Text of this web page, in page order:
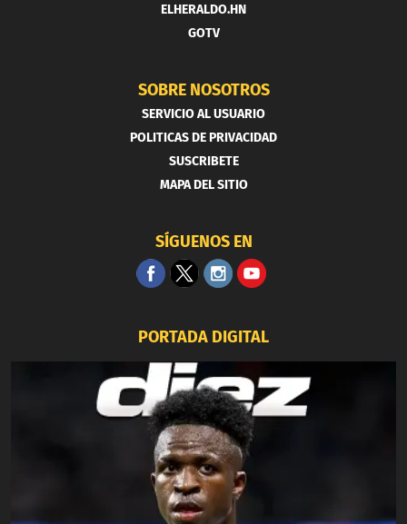
ELHERALDO.HN
GOTV
SOBRE NOSOTROS
SERVICIO AL USUARIO
POLITICAS DE PRIVACIDAD
SUSCRIBETE
MAPA DEL SITIO
SÍGUENOS EN
PORTADA DIGITAL